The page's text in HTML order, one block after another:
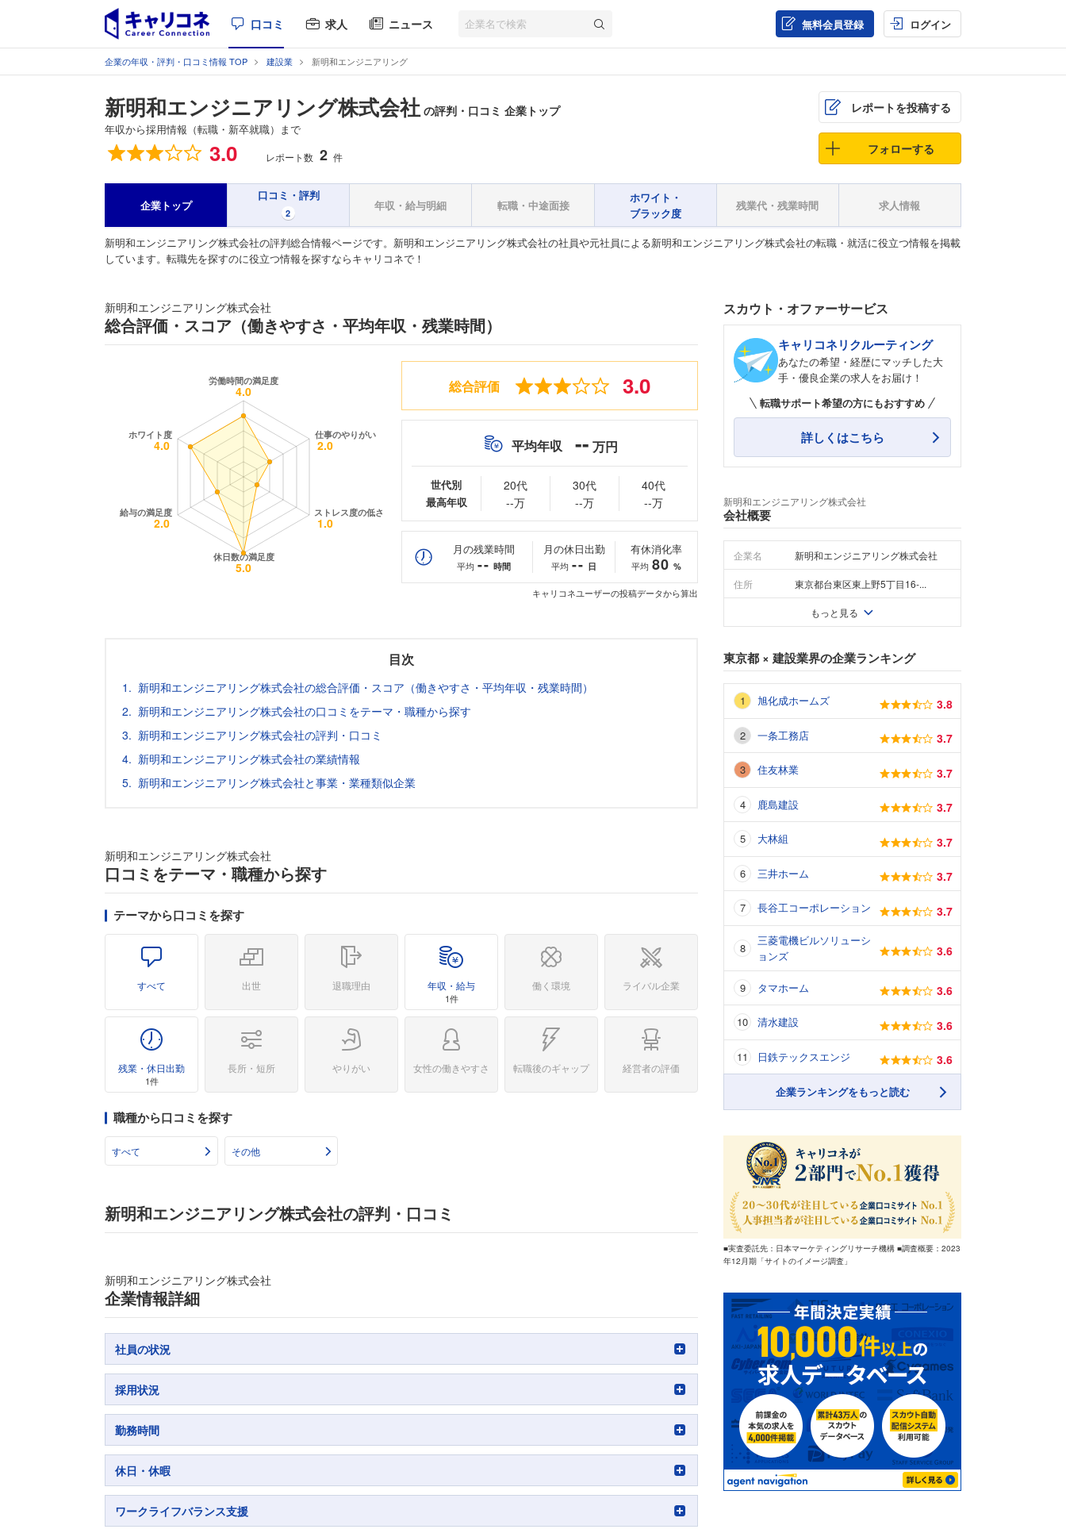
口コミ 求人 ニュース 無料会員登録 ログイン
企業の年収・評判・口コミ情報 TOP 建設業 新明和エンジニアリング
新明和エンジニアリング株式会社 の評判・口コミ 企業トップ
年収から採用情報（転職・新卒就職）まで
総合評価 3.0 レポート数 2 件
レポートを投稿する
フォローする
企業トップ
口コミ・評判
2
年収・給与明細 転職・中途面接
ホワイト・
ブラック度
残業代・残業時間 求人情報
新明和エンジニアリング株式会社の評判総合情報ページです。新明和エンジニアリング株式会社の社員や元社員による新明和エンジニアリング株式会社の転職・就活に役立つ情報を掲載
しています。転職先を探すのに役立つ情報を探すならキャリコネで！
新明和エンジニアリング株式会社
総合評価・スコア（働きやすさ・平均年収・残業時間）
総合評価 3.0
平均年収 -- 万円
世代別
最高年収
20代
--万
30代
--万
40代
--万
月の残業時間
平均 -- 時間
月の休日出勤
平均 -- 日
有休消化率
平均 80 %
キャリコネユーザーの投稿データから算出
目次
新明和エンジニアリング株式会社の総合評価・スコア（働きやすさ・平均年収・残業時間）
新明和エンジニアリング株式会社の口コミをテーマ・職種から探す
新明和エンジニアリング株式会社の評判・口コミ
新明和エンジニアリング株式会社の業績情報
新明和エンジニアリング株式会社と事業・業種類似企業
新明和エンジニアリング株式会社
口コミをテーマ・職種から探す
テーマから口コミを探す
すべて 出世 退職理由 年収・給与
1件
働く環境 ライバル企業
残業・休日出勤
1件
長所・短所 やりがい 女性の働きやすさ 転職後のギャップ 経営者の評価
職種から口コミを探す
すべて その他
新明和エンジニアリング株式会社の評判・口コミ
新明和エンジニアリング株式会社
企業情報詳細
社員の状況
採用状況
勤務時間
休日・休暇
ワークライフバランス支援
スカウト・オファーサービス
キャリコネリクルーティング
あなたの希望・経歴にマッチした大
手・優良企業の求人をお届け！
転職サポート希望の方にもおすすめ
詳しくはこちら
新明和エンジニアリング株式会社
会社概要
企業名 新明和エンジニアリング株式会社
住所 東京都台東区東上野5丁目16-...
もっと見る
東京都 × 建設業界の企業ランキング
旭化成ホームズ 3.8
一条工務店 3.7
住友林業 3.7
鹿島建設 3.7
大林組 3.7
三井ホーム 3.7
長谷工コーポレーション 3.7
三菱電機ビルソリューシ
ョンズ
3.6
タマホーム 3.6
清水建設 3.6
日鉄テックスエンジ 3.6
企業ランキングをもっと読む
■実査委託先：日本マーケティングリサーチ機構 ■調査概要：2023
年12月期「サイトのイメージ調査」